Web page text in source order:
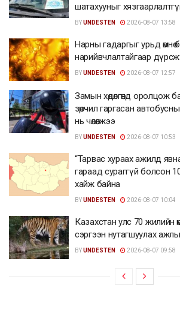
шатахууныг
BYUNDESTEN 2026-08-07 13:58
Нарны гадаргыг урьд өмнө
нарийвчлалтайгаар
BYUNDESTEN 2026-08-07 12:57
Замын хөдөлгөөнд оролцож
зөрчил гаргасан
нь чөлөөлжээ
BYUNDESTEN 2026-08-07 10:53
“Тарвас хураах ажилд
гараад сураггүй болсон
хайж байна
BYUNDESTEN 2026-08-07 10:04
Казахстан улс 70 жилийн
сэргээн нутагшуулах
BYUNDESTEN 2026-08-07 09:58